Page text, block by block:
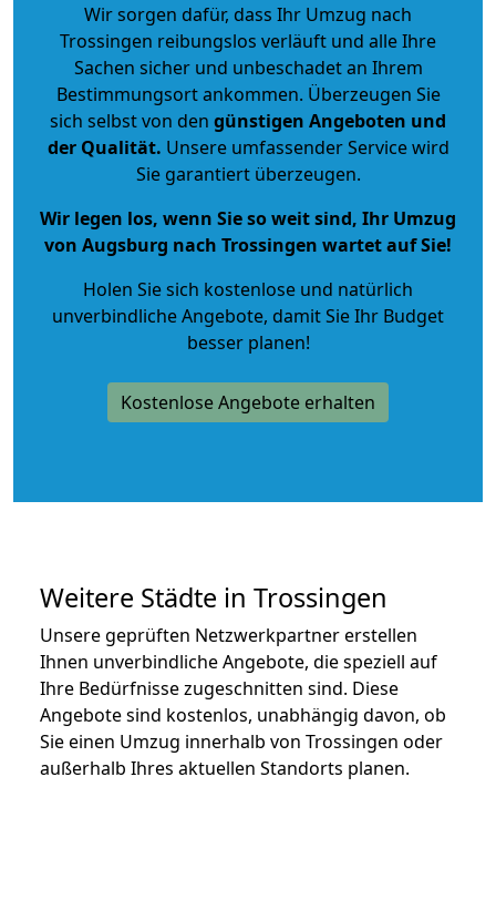
Wir sorgen dafür, dass Ihr Umzug nach
Trossingen reibungslos verläuft und alle Ihre
Sachen sicher und unbeschadet an Ihrem
Bestimmungsort ankommen. Überzeugen Sie
sich selbst von den günstigen Angeboten und
der Qualität. Unsere umfassender Service wird
Sie garantiert überzeugen.
Wir legen los, wenn Sie so weit sind, Ihr Umzug
von Augsburg nach Trossingen wartet auf Sie!
Holen Sie sich kostenlose und natürlich
unverbindliche Angebote, damit Sie Ihr Budget
besser planen!
Kostenlose Angebote erhalten
Weitere Städte in Trossingen
Unsere geprüften Netzwerkpartner erstellen
Ihnen unverbindliche Angebote, die speziell auf
Ihre Bedürfnisse zugeschnitten sind. Diese
Angebote sind kostenlos, unabhängig davon, ob
Sie einen Umzug innerhalb von Trossingen oder
außerhalb Ihres aktuellen Standorts planen.